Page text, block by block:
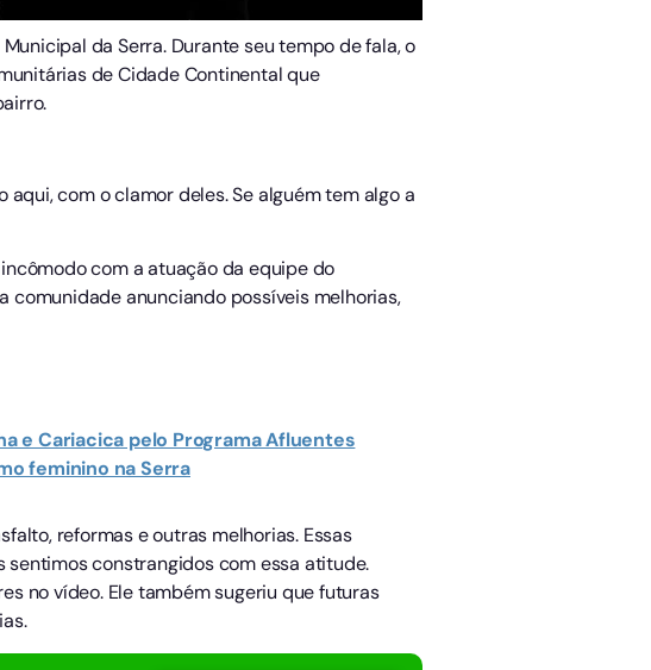
da Serra. Durante seu tempo de fala, o
de Cidade Continental que
com o clamor deles. Se alguém tem algo a
com a atuação da equipe do
comunidade anunciando possíveis melhorias,
e Cariacica pelo Programa Afluentes
feminino na Serra
reformas e outras melhorias. Essas
sentimos constrangidos com essa atitude.
no vídeo. Ele também sugeriu que futuras